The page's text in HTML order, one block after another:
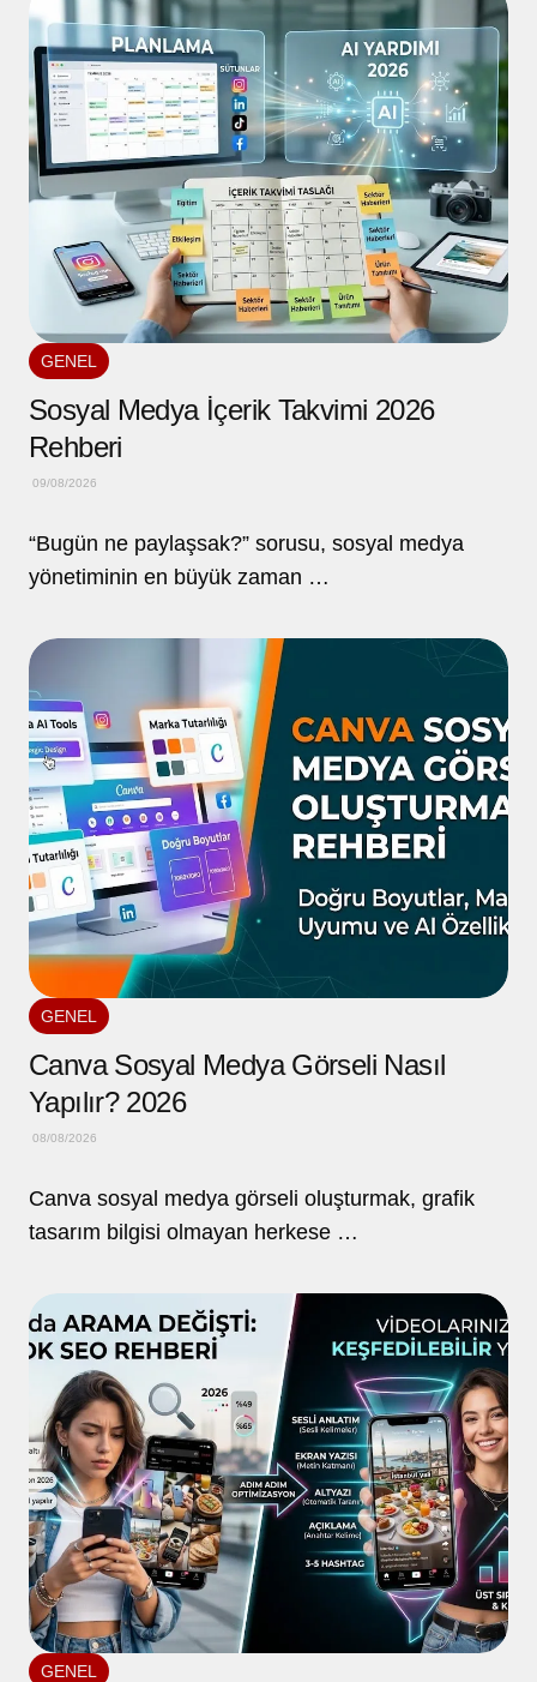
GENEL
Sosyal Medya İçerik Takvimi 2026
Rehberi
09/08/2026
“Bugün ne paylaşsak?” sorusu, sosyal medya
yönetiminin en büyük zaman …
GENEL
Canva Sosyal Medya Görseli Nasıl
Yapılır? 2026
08/08/2026
Canva sosyal medya görseli oluşturmak, grafik
tasarım bilgisi olmayan herkese …
GENEL